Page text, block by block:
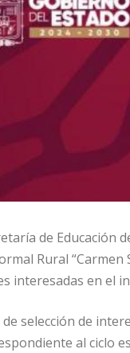
de
Rural
interesadas en el
selección de
al ciclo